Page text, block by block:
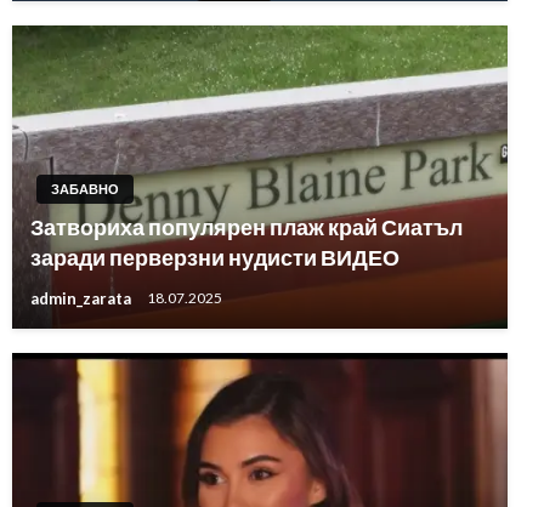
ЗАБАВНО
Затвориха популярен плаж край Сиатъл
заради перверзни нудисти ВИДЕО
admin_zarata 18.07.2025